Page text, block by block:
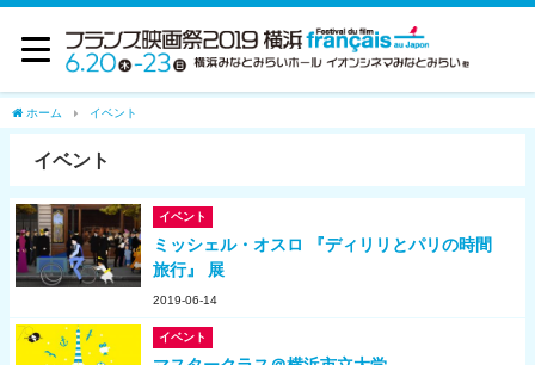
ホーム イベント
イベント
イベント
ミッシェル・オスロ 『ディリリとパリの時間
旅行』 展
2019-06-14
イベント